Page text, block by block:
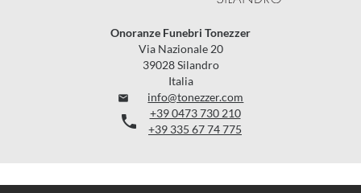
Onoranze Funebri Tonezzer
Via Nazionale 20
39028 Silandro
Italia
 info@tonezzer.com

+39 0473 730 210
+39 335 67 74 775